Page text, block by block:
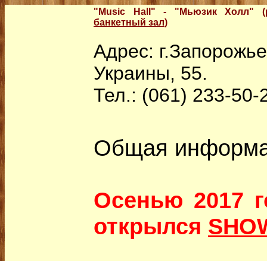
"Music Hall" - "Мьюзик Холл"
банкетный зал)
Адрес:
Украины, 55.
Тел.: (061) 233-
Общая
Осенью 2017
открылся